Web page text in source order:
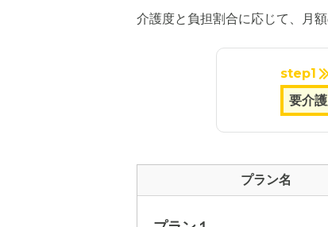
介護度と負担割合に応じて、月
step1
プラン名